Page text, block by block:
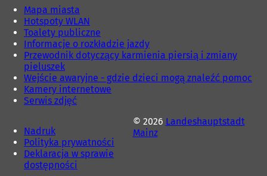
Mapa miasta
Hotspoty WLAN
Toalety publiczne
Informacje o rozkładzie jazdy
Przewodnik dotyczący karmienia piersią i zmiany
pieluszek
Wejście awaryjne - gdzie dzieci mogą znaleźć pomoc
Kamery internetowe
Serwis zdjęć
Nadruk
Polityka prywatności
Deklaracja w sprawie
dostępności
© 2026 Landeshauptstadt
Mainz